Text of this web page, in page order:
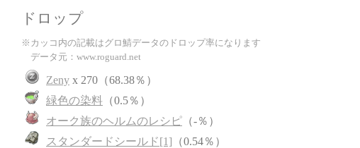
ドロップ
※カッコ内の記載はグロ鯖データのドロップ率になります
データ元：www.roguard.net
Zeny x 270（68.38％）
緑色の染料 （0.5％）
オーク族のヘルムのレシピ （-％）
スタンダードシールド[1] （0.54％）